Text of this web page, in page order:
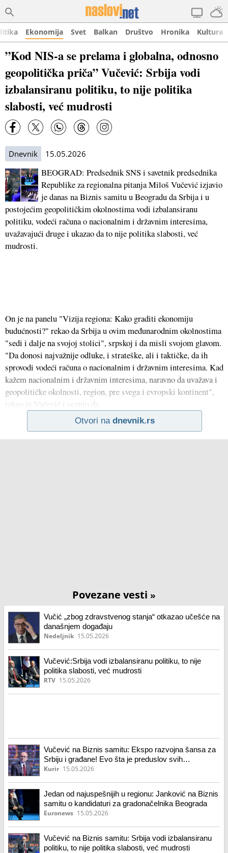
Ekonomija Svet Balkan Društvo Hronika Kultura
”Kod NIS-a se prelama i globalna, odnosno
geopolitička priča” Vučević: Srbija vodi
izbalansiranu politiku, to nije politika
slabosti, već mudrosti
Dnevnik 15.05.2026
BEOGRAD: Predsednik SNS i savetnik predsednika
Republike za regionalna pitanja Miloš Vučević izjavio
je danas na Biznis samitu u Beogradu da Srbija i u
postojećim geopolitičkim okolnostima vodi izbalansiranu
politiku, vodeći računa o nacionalnim i državnim interesima,
uvažavajući druge i ukazao da to nije politika slabosti, već
mudrosti.
On je na panelu "Vizija regiona: Kako graditi ekonomiju
budućnosti?" rekao da Srbija u ovim međunarodnim okolnostima
"sedi i dalje na svojoj stolici", srpskoj i da misli svojom glavom.
"Da donosi najvažnije odluke, i strateške, ali i taktičke, da ih
sprovodi vodeći računa o nacionalnim i državnim interesima. Kad
kažem nacionalnim i državnim interesima, naravno da uvažava i
geopolitičke okolnosti, region, pre svega i evropski kontinent",
rekao je Vučević i ocenio da
Otvori na dnevnik.rs
Povezane vesti »
Vučić „zbog zdravstvenog stanja“ otkazao učešće na
današnjem događaju
Nedeljnik 15.05.2026
Vučević:Srbija vodi izbalansiranu politiku, to nije
politika slabosti, već mudrosti
RTV 15.05.2026
Vučević na Biznis samitu: Ekspo razvojna šansa za
Srbiju i građane! Evo šta je preduslov svih
preduslova za privlačenje investicija
Kurir 15.05.2026
Jedan od najuspešnijih u regionu: Janković na Biznis
samitu o kandidaturi za gradonačelnika Beograda
Euronews 15.05.2026
Vučević na Biznis samitu: Srbija vodi izbalansiranu
politiku, to nije politika slabosti, već mudrosti